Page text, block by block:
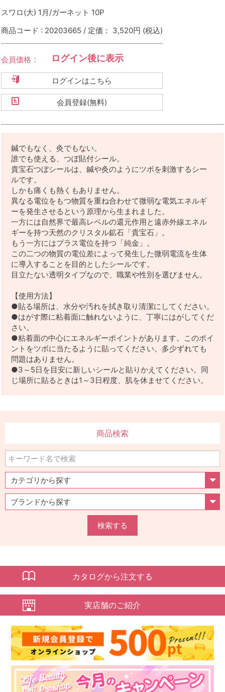
スワロ(大) 1月/ガーネット 10P
商品コード : 20203665 / 定価： 3,520円 (税込)
会員価格： ログイン後に表示
ログインはこちら
会員登録(無料)
鍼でもなく、灸でもない。
誰でも使える、つぼ貼付シール。
貴宝石つぼシールは、鍼や灸のようにツボを刺激するシー
ルです。
しかも痛くも熱くもありません。
異なる電位をもつ物質を重ね合わせて微弱な電気エネルギ
ーを発生させるという原理から生まれました。
一方には自然界で最高レベルの還元作用と遠赤外線エネル
ギーを持つ天然のクリスタル鉱石「貴宝石」。
もう一方にはプラス電位を持つ「純金」。
この二つの物質の電位差によって発生した微弱電流を生体
に導入することを目的としたシールです。
目立たない透明タイプなので、職業や性別を選びません。
【使用方法】
●貼る場所は、水分や汚れを拭き取り清潔にしてください。
●はがす際に粘着面に触れないように、丁寧にはがしてくだ
さい。
●粘着面の中心にエネルギーポイントがあります。このポイ
ントをツボに当たるように貼ってください。多少ずれても
問題はありません。
●3～5日を目安に新しいシールと貼りかえてください。同
じ場所に貼るときは1～3日程度、肌を休ませてください。
商品検索
検索する
カタログから注文する
実店舗のご紹介